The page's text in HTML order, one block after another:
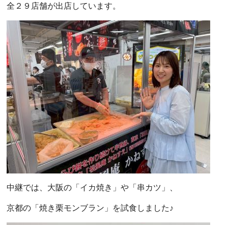
全２９店舗が出店しています。
中継では、大阪の「イカ焼き」や「串カツ」、
京都の「焼き栗モンブラン」を試食しました♪